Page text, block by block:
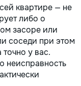
квартире — не
либо о
засоре или
соседи при этом
у вас.
неисправность